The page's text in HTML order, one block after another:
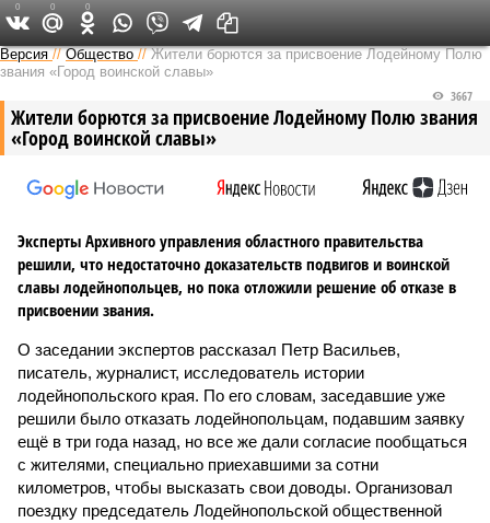
Версия на Неве
Версия //Общество //Жители борются за присвоение Лодейному Полю
звания «Город воинской славы»
Жители борются за присвоение Лодейному Полю звания
«Город воинской славы»
3667
Эксперты Архивного управления областного правительства
решили, что недостаточно доказательств подвигов и воинской
славы лодейнопольцев, но пока отложили решение об отказе в
присвоении звания.
О заседании экспертов рассказал Петр Васильев,
писатель, журналист, исследователь истории
лодейнопольского края. По его словам, заседавшие уже
решили было отказать лодейнопольцам, подавшим заявку
ещё в три года назад, но все же дали согласие пообщаться
с жителями, специально приехавшими за сотни
километров, чтобы высказать свои доводы. Организовал
поездку председатель Лодейнопольской общественной
0 0 0